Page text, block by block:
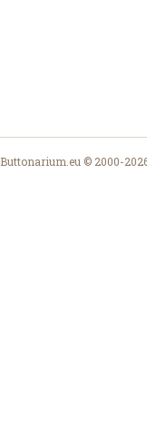
Buttonarium.eu © 2000-